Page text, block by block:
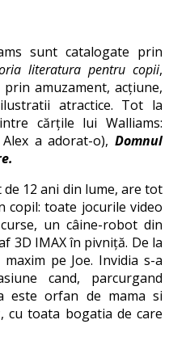
sunt catalogate prin
literatura pentru copii,
amuzament, acțiune,
atractice. Tot la
cărțile lui Walliams:
Alex a adorat-o),Domnul
12 ani din lume, are tot
copil: toate jocurile video
un câine-robot din
3D IMAX în pivniţă. De la
pe Joe. Invidia s-a
cand, parcurgand
este orfan de mama si
cu toata bogatia de care